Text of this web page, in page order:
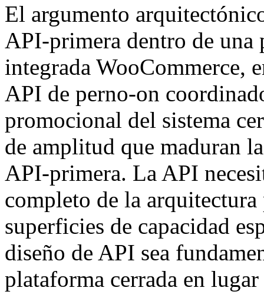
El argumento
API-primera dentro de
integrada WooCommerce,
API de perno-on
promocional del sistema
de amplitud que maduran
API-primera. La API
completo de la
superficies de capacidad
diseño de API sea
plataforma cerrada en